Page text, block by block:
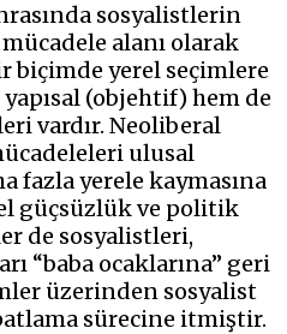
sosyalistlerin
alanı olarak
biçimde yerel seçimlere
(objehtif) hem de
vardır. Neoliberal
ulusal
fazla yerele kaymasına
güçsüzlük ve politik
de sosyalistleri,
“baba ocaklarına” geri
üzerinden sosyalist
sürecine itmiştir.